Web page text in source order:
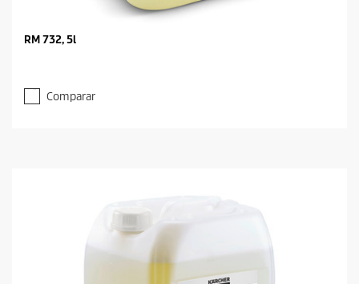
RM 732, 5l
Comparar